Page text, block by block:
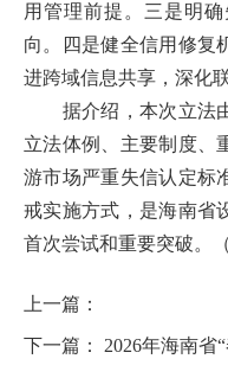
用管理前提。三是明
向。四是健全信用修复
进跨域信息共享，深化
据介绍，本次立法由
立法体例、主要制度、
游市场严重失信认定标
戒实施方式，是海南省
首次尝试和重要突破。
上一篇：
下一篇： 2026年海南省